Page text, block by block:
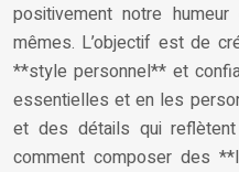
positivement notre
mêmes. L’objectif est de
**style personnel** et
essentielles et en les
et des détails qui reflètent
comment composer des